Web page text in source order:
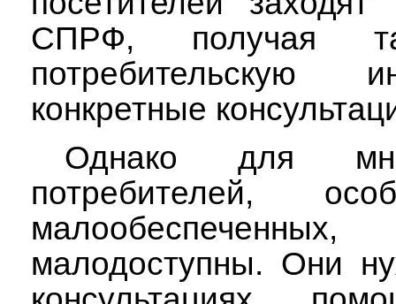
СПРФ, получая
потребительскую
конкретные
Однако для
потребителей,
малообеспеченных,
малодоступны. Они